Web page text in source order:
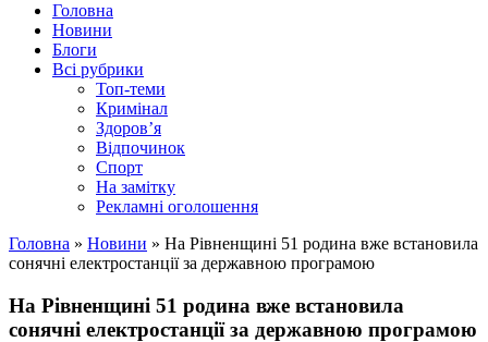
Головна
Новини
Блоги
Всі рубрики
Топ-теми
Кримінал
Здоров’я
Відпочинок
Спорт
На замітку
Рекламні оголошення
Головна » Новини » На Рівненщині 51 родина вже встановила
сонячні електростанції за державною програмою
На Рівненщині 51 родина вже встановила
сонячні електростанції за державною програмою